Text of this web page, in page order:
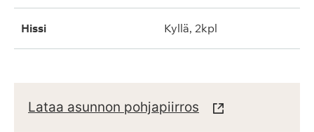
hissi kyllä, 2kpl
Lataa asunnon pohjapiirros